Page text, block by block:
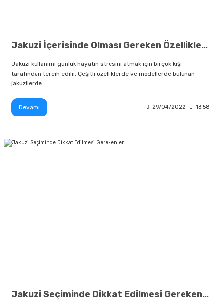
Jakuzi İçerisinde Olması Gereken Özellikler Nelerdir?
Jakuzi kullanımı günlük hayatın stresini atmak için birçok kişi
tarafından tercih edilir. Çeşitli özelliklerde ve modellerde bulunan
jakuzilerde
Devamı 29/04/2022 13:58
Jakuzi Seçiminde Dikkat Edilmesi Gerekenler